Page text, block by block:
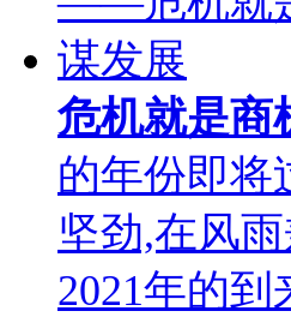
危机就是
的年份即将
坚劲,在风
2021年的